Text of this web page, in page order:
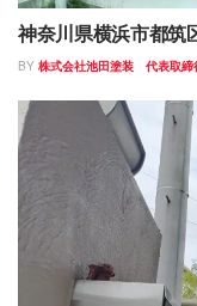
神奈川県横浜市都
BY 株式会社池田塗装 代表取